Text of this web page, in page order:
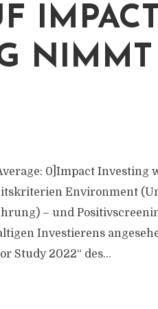
0]Impact Investing
Environment
– und
Investierens
Study 2022“ des...